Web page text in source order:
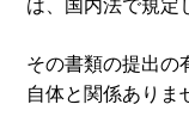
は、国内法で規定
その書類の提出の
自体と関係ありま